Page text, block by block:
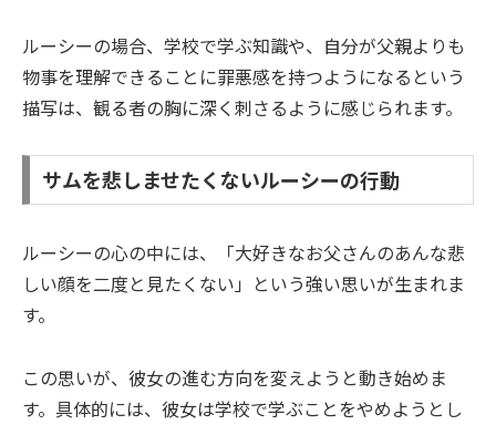
ルーシーの場合、学校で学ぶ知識や、自分が父親よりも
物事を理解できることに罪悪感を持つようになるという
描写は、観る者の胸に深く刺さるように感じられます。
サムを悲しませたくないルーシーの行動
ルーシーの心の中には、「大好きなお父さんのあんな悲
しい顔を二度と見たくない」という強い思いが生まれま
す。
この思いが、彼女の進む方向を変えようと動き始めま
す。具体的には、彼女は学校で学ぶことをやめようとし